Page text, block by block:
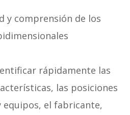
y comprensión de los
rápidamente las
las posiciones
equipos, el fabricante,